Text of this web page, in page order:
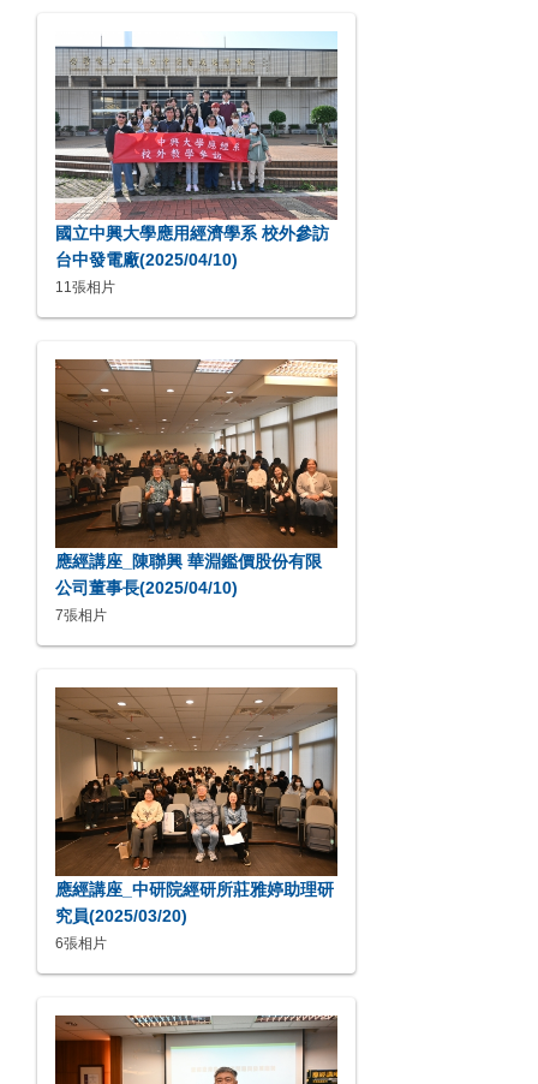
國立中興大學應用經濟學系 校外參訪
台中發電廠(2025/04/10)
11張相片
應經講座_陳聯興 華淵鑑價股份有限
公司董事長(2025/04/10)
7張相片
應經講座_中研院經研所莊雅婷助理研
究員(2025/03/20)
6張相片